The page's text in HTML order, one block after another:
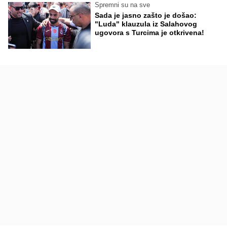
Spremni su na sve
Sada je jasno zašto je došao:
"Luda" klauzula iz Salahovog
ugovora s Turcima je otkrivena!